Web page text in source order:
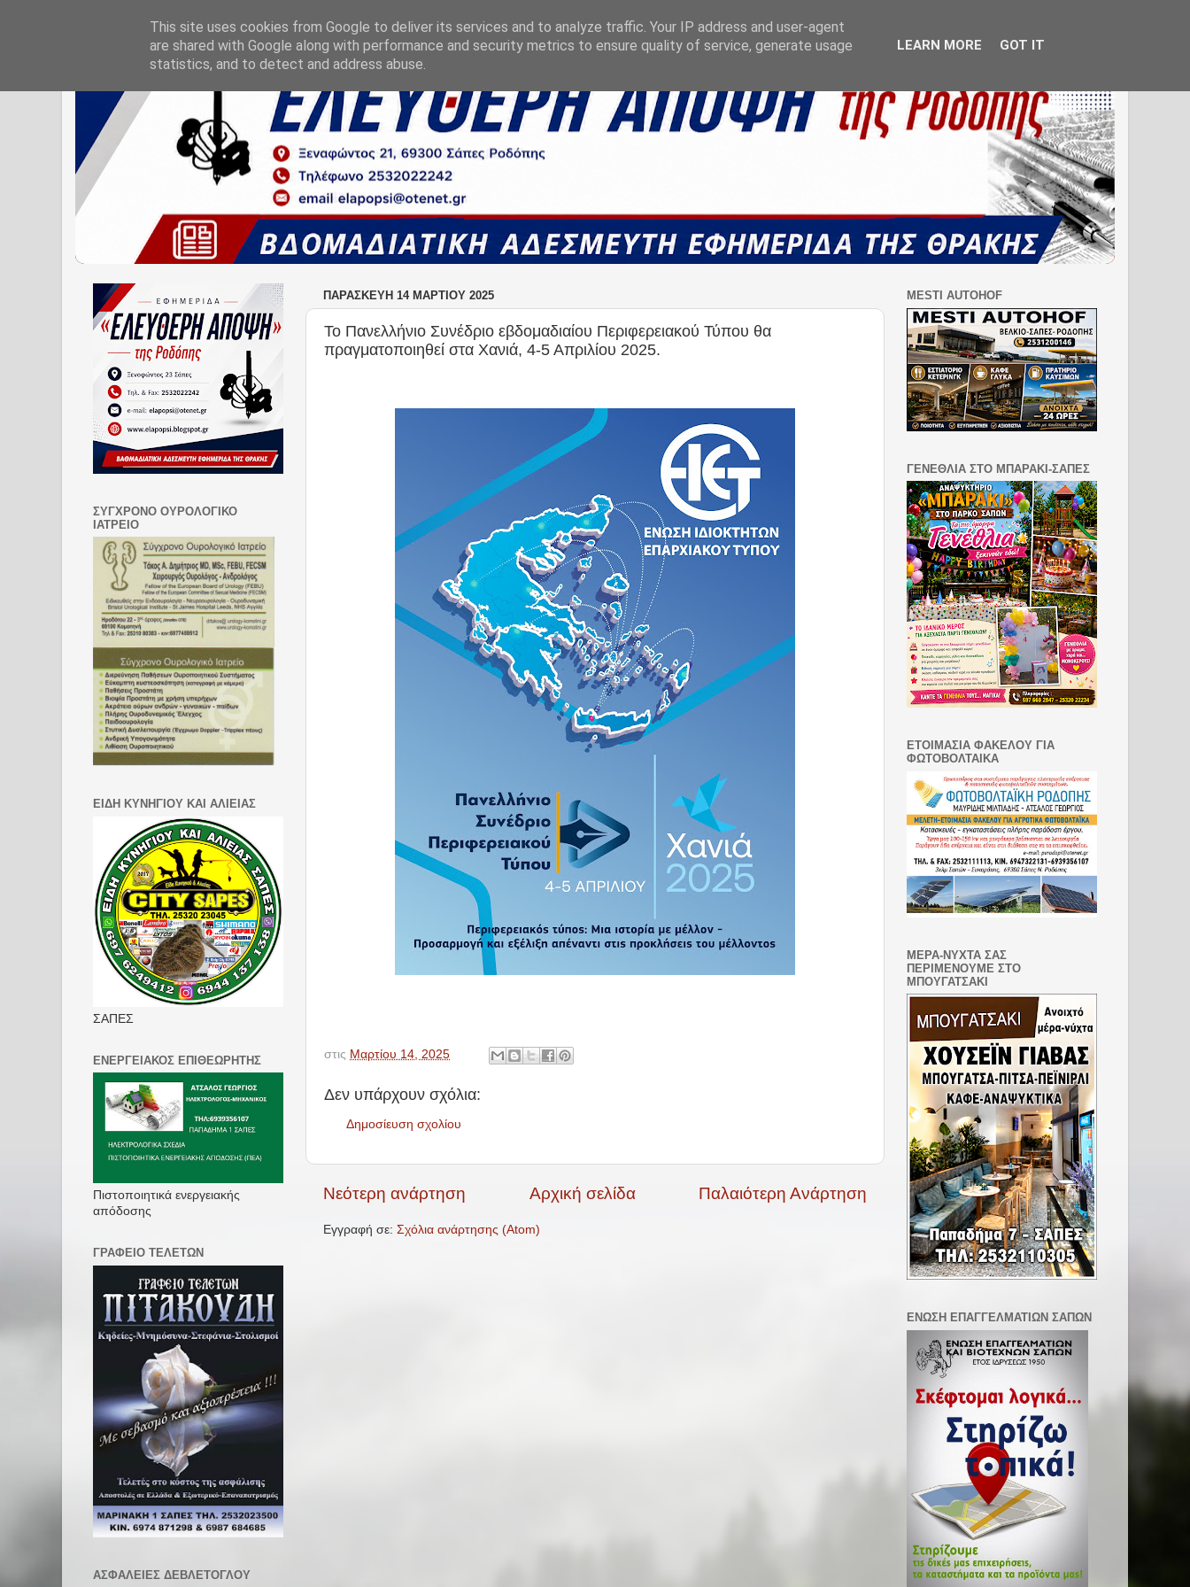
ΠΑΡΑΣΚΕΥΉ 14 ΜΑΡΤΊΟΥ 2025
Το Πανελλήνιο Συνέδριο εβδομαδιαίου Περιφερειακού Τύπου θα
πραγματοποιηθεί στα Χανιά, 4-5 Απριλίου 2025.
στις Μαρτίου 14, 2025
Δεν υπάρχουν σχόλια:
Δημοσίευση σχολίου
Νεότερη ανάρτηση Παλαιότερη Ανάρτηση
Αρχική σελίδα
Εγγραφή σε: Σχόλια ανάρτησης (Atom)
ΣΥΓΧΡΟΝΟ ΟΥΡΟΛΟΓΙΚΟ
ΙΑΤΡΕΙΟ
ΕΙΔΗ ΚΥΝΗΓΙΟΥ ΚΑΙ ΑΛΙΕΙΑΣ
ΣΑΠΕΣ
ΕΝΕΡΓΕΙΑΚΟΣ ΕΠΙΘΕΩΡΗΤΗΣ
Πιστοποιητικά ενεργειακής
απόδοσης
ΓΡΑΦΕΙΟ ΤΕΛΕΤΩΝ
ΑΣΦΑΛΕΙΕΣ ΔΕΒΛΕΤΟΓΛΟΥ
MESTI AUTOHOF
ΓΕΝΕΘΛΙΑ ΣΤΟ ΜΠΑΡΑΚΙ-ΣΑΠΕΣ
ΕΤΟΙΜΑΣΙΑ ΦΑΚΕΛΟΥ ΓΙΑ
ΦΩΤΟΒΟΛΤΑΙΚΑ
ΜΕΡΑ-ΝΥΧΤΑ ΣΑΣ
ΠΕΡΙΜΕΝΟΥΜΕ ΣΤΟ
ΜΠΟΥΓΑΤΣΑΚΙ
ΕΝΩΣΗ ΕΠΑΓΓΕΛΜΑΤΙΩΝ ΣΑΠΩΝ
This site uses cookies from Google to deliver its services and to analyze traffic. Your IP address and user-agent
are shared with Google along with performance and security metrics to ensure quality of service, generate usage
statistics, and to detect and address abuse.
LEARN MORE GOT IT